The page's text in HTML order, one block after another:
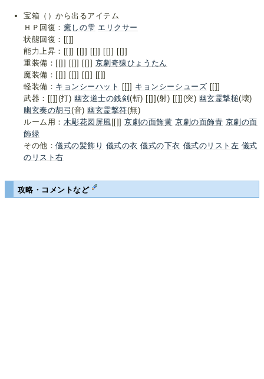
宝箱（）から出るアイテム
ＨＰ回復： 癒しの雫 エリクサー
状態回復：[[]]
能力上昇：[[]] [[]] [[]] [[]] [[]]
重装備：[[]] [[]] [[]] 京劇奇猿ひょうたん
魔装備：[[]] [[]] [[]] [[]]
軽装備： キョンシーハット [[]] キョンシーシューズ [[]]
武器：[[]](打) 幽玄道士の銭剣(斬) [[]](射) [[]](突) 幽玄霊撃槌(壊)
幽玄奏の胡弓(音)幽玄霊撃符(無)
ルーム用： 木彫花図屏風[[]]京劇の面飾黄 京劇の面飾青 京劇の面
飾緑
その他：儀式の髪飾り 儀式の衣 儀式の下衣 儀式のリスト左 儀式
のリスト右
攻略・コメントなど